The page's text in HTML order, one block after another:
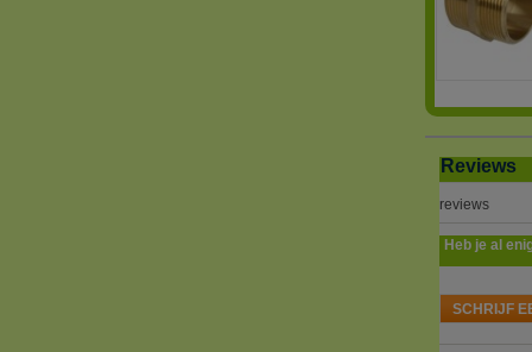
Reviews
reviews
Heb je al
SCHRIJF